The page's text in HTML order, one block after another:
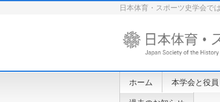
日本体育・スポーツ史学会で
ホーム 本学会と役員